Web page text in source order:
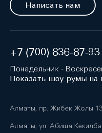
Написать нам
+7 (700) 836-87-93
Понедельник -
Показать шоу-румы на
Алматы, пр. Жибек Жолы
Алматы, ул. Абиша